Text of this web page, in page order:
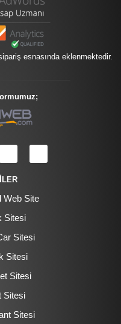
esnasında eklenmektedir.
Web Site
Sitesi
Sitesi
Sitesi
Sitesi
Sitesi
Sitesi